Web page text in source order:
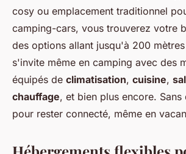
cosy ou emplacement traditionnel
camping-cars, vous trouverez votre
des options allant jusqu'à 200
s'invite même en camping avec des
équipés de climatisation, cuisine,
chauffage, et bien plus encore. Sans
pour rester connecté, même en